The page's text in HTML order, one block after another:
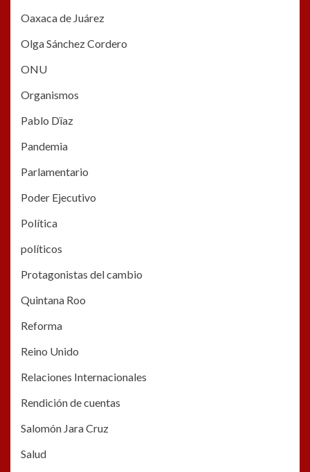
Oaxaca de Juárez
Olga Sánchez Cordero
ONU
Organismos
Pablo Dïaz
Pandemia
Parlamentario
Poder Ejecutivo
Política
políticos
Protagonistas del cambio
Quintana Roo
Reforma
Reino Unido
Relaciones Internacionales
Rendición de cuentas
Salomón Jara Cruz
Salud